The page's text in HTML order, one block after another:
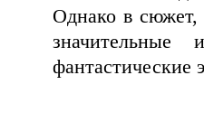
Однако в сюжет,
значительные
фантастические